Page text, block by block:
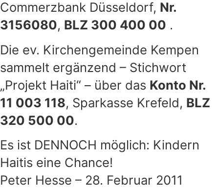
Commerzbank Düsseldorf, Nr.
3156080, BLZ 300 400 00 .
Die ev. Kirchengemeinde Kempen
sammelt ergänzend – Stichwort
„Projekt Haiti“ – über das Konto Nr.
11 003 118, Sparkasse Krefeld, BLZ
320 500 00.
Es ist DENNOCH möglich: Kindern
Haitis eine Chance!
Peter Hesse – 28. Februar 2011